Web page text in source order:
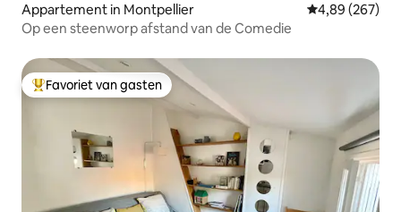
Appartement in Montpellier Gemiddelde
4,89 (267)
Op een steenworp afstand van de Comedie
Topfavoriet van gasten
Favoriet van gasten